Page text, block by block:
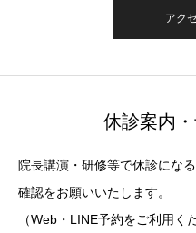
アク
休診案内
院長講演・研修等で休診にな
確認をお願いいたします。
（Web・LINE予約をご利用く